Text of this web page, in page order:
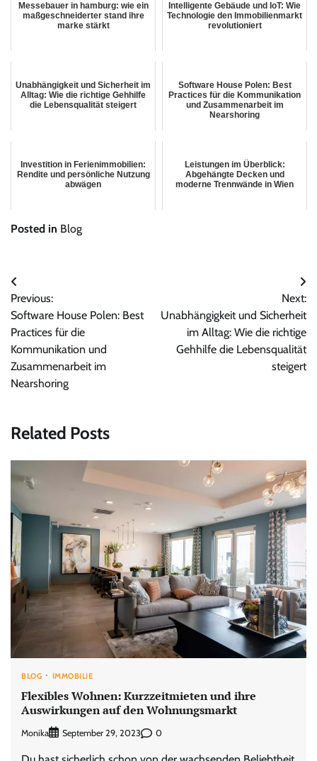
Messebauer in hamburg: wie ein
maßgeschneiderter stand ihre
marke stärkt
Intelligente Gebäude und IoT: Wie
Technologie den Immobilienmarkt
revolutioniert
Unabhängigkeit und Sicherheit im
Alltag: Wie die richtige Gehhilfe
die Lebensqualität steigert
Software House Polen: Best
Practices für die Kommunikation
und Zusammenarbeit im
Nearshoring
Investition in Ferienimmobilien:
Rendite und persönliche Nutzung
abwägen
Leistungen im Überblick:
Abgehängte Decken und
moderne Trennwände in Wien
Posted in Blog
Post
navigation
Previous:
Software House Polen: Best
Practices für die
Kommunikation und
Zusammenarbeit im
Nearshoring
Next:
Unabhängigkeit und Sicherheit
im Alltag: Wie die richtige
Gehhilfe die Lebensqualität
steigert
Related Posts
BLOG IMMOBILIE
Flexibles Wohnen: Kurzzeitmieten und ihre
Auswirkungen auf den Wohnungsmarkt
Monika September 29, 2023 0